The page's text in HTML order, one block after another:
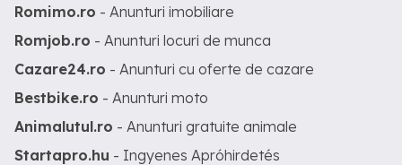
Romimo.ro - Anunturi imobiliare
Romjob.ro - Anunturi locuri de munca
Cazare24.ro - Anunturi cu oferte de cazare
Bestbike.ro - Anunturi moto
Animalutul.ro - Anunturi gratuite animale
Startapro.hu - Ingyenes Apróhirdetés